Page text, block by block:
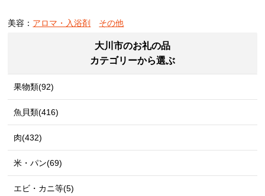
美容： アロマ・入浴剤 その他
大川市のお礼の品
カテゴリーから選ぶ
果物類(92)
魚貝類(416)
肉(432)
米・パン(69)
エビ・カニ等(5)